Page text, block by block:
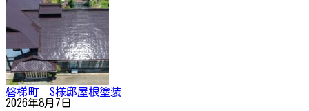
磐梯町 S様邸屋根塗装
2026年8月7日